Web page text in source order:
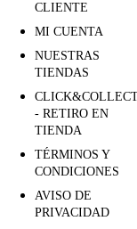
CLIENTE
MI CUENTA
NUESTRAS
TIENDAS
- RETIRO EN
TIENDA
TÉRMINOS Y
CONDICIONES
AVISO DE
PRIVACIDAD